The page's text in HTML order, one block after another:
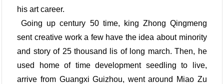
his art career.
Going up century 50 time, king Zhong Qingmeng
sent creative work a few have the idea about minority
and story of 25 thousand lis of long march. Then, he
used home of time development seedling to live,
arrive from Guangxi Guizhou, went around Miao Zu